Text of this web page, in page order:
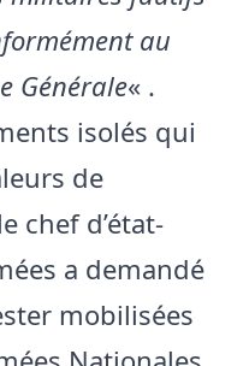
au
Générale« .
isolés qui
de
chef d’état-
a demandé
mobilisées